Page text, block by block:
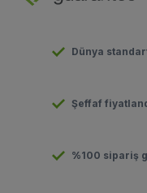
Dünya
Şeffaf
%100 sipariş